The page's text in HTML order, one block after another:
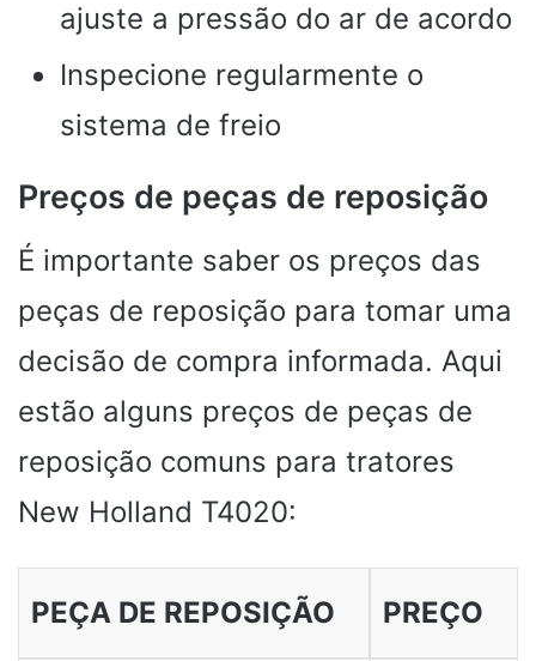
ajuste a pressão do ar de acordo
Inspecione regularmente o
sistema de freio
Preços de peças de reposição
É importante saber os preços das
peças de reposição para tomar uma
decisão de compra informada. Aqui
estão alguns preços de peças de
reposição comuns para tratores
New Holland T4020:
PEÇA DE REPOSIÇÃO PREÇO